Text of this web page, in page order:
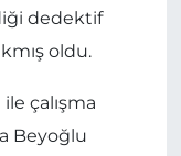
dedektif
oldu.
çalışma
Beyoğlu